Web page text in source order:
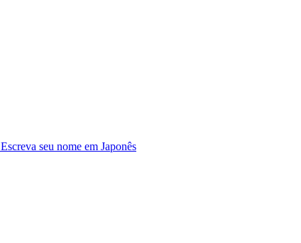
Escreva seu nome em Japonês